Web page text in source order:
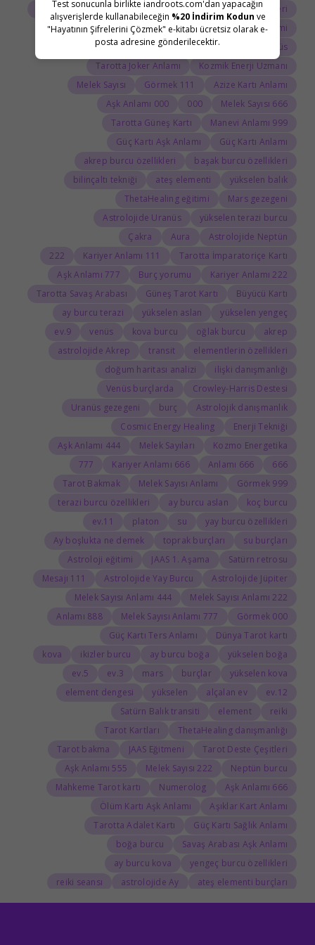
Test sonucunla birlikte iandroots.com'dan yapacağın
alışverişlerde kullanabileceğin %20 İndirim Kodun ve
"Hayatının Şifrelerini Çözmek" e-kitabı ücretsiz olarak e-
posta adresine gönderilecektir.
ThetaHealing semineri
Tarot Sembolleri
Tarot Açılımı
Jean Adrienne Arınma Sistemi
Uranüs burcu
Doğum haritasında Uranüs
Astroloji Sözlüğü
Kozmik Enerji Uzmanı
Tarotta Joker Anlamı
Azize Kartı Anlamı
111 Görmek
Melek Sayısı
666 Melek Sayısı
000
000 Aşk Anlamı
999 Manevi Anlamı
Tarotta Güneş Kartı
Güç Kartı Anlamı
Güç Kartı Aşk Anlamı
başak burcu özellikleri
akrep burcu özellikleri
yükselen balık
ateş elementi
bilinçaltı tekniği
Mars gezegeni
ThetaHealing eğitimi
yükselen terazi burcu
Astrolojide Uranüs
Astrolojide Neptün
Aura
Çakra
Tarotta İmparatoriçe Kartı
111 Kariyer Anlamı
222
222 Kariyer Anlamı
Burç yorumu
777 Aşk Anlamı
Büyücü Kartı
Güneş Tarot Kartı
Tarotta Savaş Arabası
yükselen yengeç
yükselen aslan
ay burcu terazi
akrep
oğlak burcu
kova burcu
venüs
9.ev
elementlerin özellikleri
transit
astrolojide Akrep
ilişki danışmanlığı
doğum haritası analizi
Crowley-Harris Destesi
Venüs burçlarda
Astrolojik danışmanlık
burç
Uranüs gezegeni
Enerji Tekniği
Cosmic Energy Healing
Kozmo Energetika
Melek Sayıları
444 Aşk Anlamı
666
666 Anlamı
666 Kariyer Anlamı
777
999 Görmek
Melek Sayısı Anlamı
Tarot Bakmak
koç burcu
ay burcu aslan
terazi burcu özellikleri
yay burcu özellikleri
su
platon
11.ev
su burçları
toprak burçları
Ay boşlukta ne demek
Satürn retrosu
JAAS 1. Aşama
Astroloji eğitimi
Astrolojide Jüpiter
Astrolojide Yay Burcu
111 Mesajı
222 Melek Sayısı Anlamı
444 Melek Sayısı Anlamı
000 Görmek
777 Melek Sayısı Anlamı
888 Anlamı
Dünya Tarot kartı
Güç Kartı Ters Anlamı
yükselen boğa
ay burcu boğa
ikizler burcu
kova
yükselen kova
burçlar
mars
3.ev
5.ev
12.ev
alçalan ev
yükselen
element dengesi
reiki
element
Satürn Balık transiti
ThetaHealing danışmanlığı
Tarot Kartları
Tarot Deste Çeşitleri
JAAS Eğitmeni
Tarot bakma
Neptün burcu
222 Melek Sayısı
555 Aşk Anlamı
666 Aşk Anlamı
Numerolog
Mahkeme Tarot kartı
Aşıklar Kart Anlamı
Ölüm Kartı Aşk Anlamı
Güç Kartı Sağlık Anlamı
Tarotta Adalet Kartı
Savaş Arabası Aşk Anlamı
boğa burcu
yengeç burcu özellikleri
ay burcu kova
ateş elementi burçları
astrolojide Ay
reiki seansı
astrolog
Doğum Haritasında Mars
Tarolog